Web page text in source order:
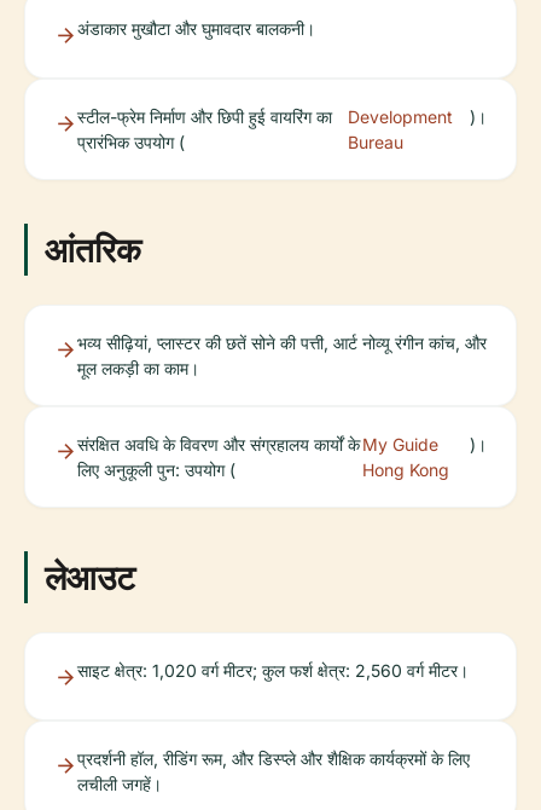
अंडाकार मुखौटा और घुमावदार बालकनी।
स्टील-फ्रेम निर्माण और छिपी हुई वायरिंग का
प्रारंभिक उपयोग (
Development
Bureau
)।
आंतरिक
भव्य सीढ़ियां, प्लास्टर की छतें सोने की पत्ती, आर्ट नोव्यू रंगीन कांच, और
मूल लकड़ी का काम।
संरक्षित अवधि के विवरण और संग्रहालय कार्यों के
लिए अनुकूली पुन: उपयोग (
My Guide
Hong Kong
)।
लेआउट
साइट क्षेत्र: 1,020 वर्ग मीटर; कुल फर्श क्षेत्र: 2,560 वर्ग मीटर।
प्रदर्शनी हॉल, रीडिंग रूम, और डिस्प्ले और शैक्षिक कार्यक्रमों के लिए
लचीली जगहें।